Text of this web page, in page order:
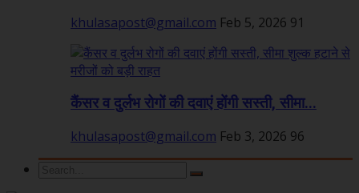
khulasapost@gmail.com Feb 5, 2026 91
कैंसर व दुर्लभ रोगों की दवाएं होंगी सस्ती, सीमा...
khulasapost@gmail.com Feb 3, 2026 96